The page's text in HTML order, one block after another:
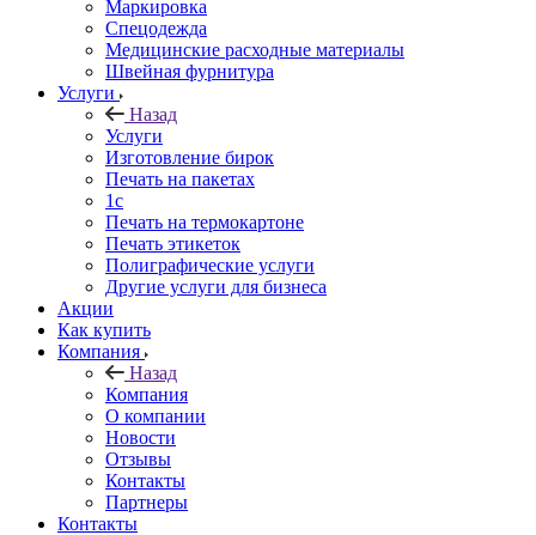
Маркировка
Спецодежда
Медицинские расходные материалы
Швейная фурнитура
Услуги
Назад
Услуги
Изготовление бирок
Печать на пакетах
1c
Печать на термокартоне
Печать этикеток
Полиграфические услуги
Другие услуги для бизнеса
Акции
Как купить
Компания
Назад
Компания
О компании
Новости
Отзывы
Контакты
Партнеры
Контакты